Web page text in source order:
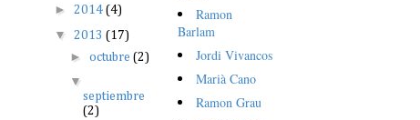
► 2014 (4)
▼ 2013 (17)
► octubre (2)
▼
septiembre
(2)
Ramon
Barlam
Jordi Vivancos
Marià Cano
Ramon Grau